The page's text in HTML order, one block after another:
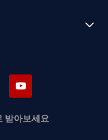
받아보세요